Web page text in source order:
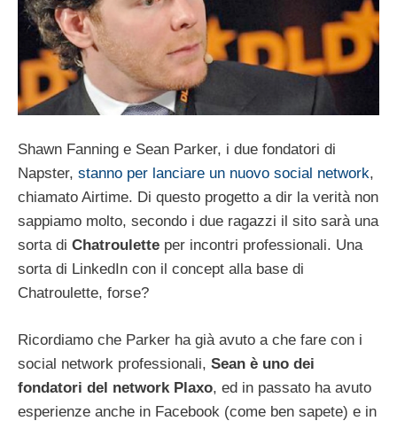
Shawn Fanning e Sean Parker, i due fondatori di
Napster, stanno per lanciare un nuovo social network,
chiamato Airtime. Di questo progetto a dir la verità non
sappiamo molto, secondo i due ragazzi il sito sarà una
sorta di Chatroulette per incontri professionali. Una
sorta di LinkedIn con il concept alla base di
Chatroulette, forse?
Ricordiamo che Parker ha già avuto a che fare con i
social network professionali, Sean è uno dei
fondatori del network Plaxo, ed in passato ha avuto
esperienze anche in Facebook (come ben sapete) e in